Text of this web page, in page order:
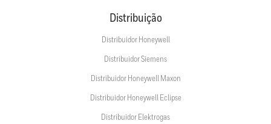
Distribuição
Distribuidor Honeywell
Distribuidor Siemens
Distribuidor Honeywell Maxon
Distribuidor Honeywell Eclipse
Distribuidor Elektrogas